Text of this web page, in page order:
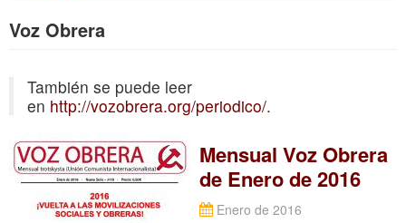
CONTACTARNOS
Voz Obrera
También se puede leer
en http://vozobrera.org/periodico/.
Mensual Voz Obrera
de Enero de 2016
Enero de 2016